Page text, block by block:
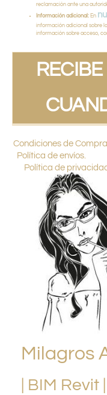
Milagros
| BIM Revit
reclamación ante una
Información adicional: En
información adicional sobre
información sobre acceso,
Condiciones de Compra
Política de envíos.
Política de